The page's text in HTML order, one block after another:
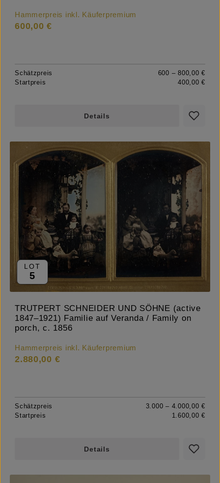
Hammerpreis inkl. Käuferpremium
600,00 €
Schätzpreis
600 – 800,00 €
Startpreis
400,00 €
Details
LOT
5
TRUTPERT SCHNEIDER UND SÖHNE (active
1847–1921) Familie auf Veranda / Family on
porch, c. 1856
Hammerpreis inkl. Käuferpremium
2.880,00 €
Schätzpreis
3.000 – 4.000,00 €
Startpreis
1.600,00 €
Details